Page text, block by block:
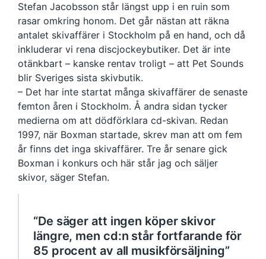
Stefan Jacobsson står längst upp i en ruin som
rasar omkring honom. Det går nästan att räkna
antalet skivaffärer i Stockholm på en hand, och då
inkluderar vi rena discjockeybutiker. Det är inte
otänkbart – kanske rentav troligt – att Pet Sounds
blir Sveriges sista skivbutik.
– Det har inte startat många skivaffärer de senaste
femton åren i Stockholm. Å andra sidan tycker
medierna om att dödförklara cd-skivan. Redan
1997, när Boxman startade, skrev man att om fem
år finns det inga skivaffärer. Tre år senare gick
Boxman i konkurs och här står jag och säljer
skivor, säger Stefan.
“De säger att ingen köper skivor
längre, men cd:n står fortfarande för
85 procent av all musikförsäljning”